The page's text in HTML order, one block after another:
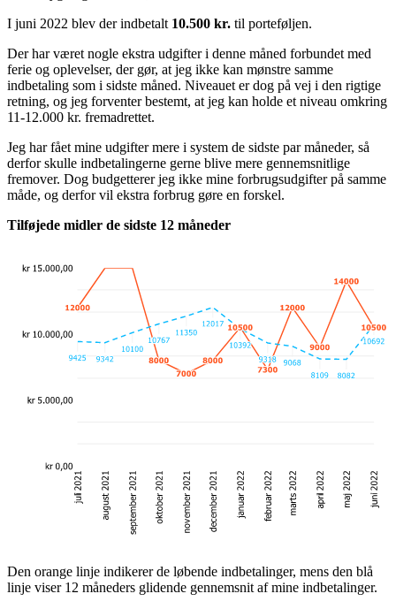
I juni 2022 blev der indbetalt 10.500 kr. til porteføljen.
Der har været nogle ekstra udgifter i denne måned forbundet med
ferie og oplevelser, der gør, at jeg ikke kan mønstre samme
indbetaling som i sidste måned. Niveauet er dog på vej i den rigtige
retning, og jeg forventer bestemt, at jeg kan holde et niveau omkring
11-12.000 kr. fremadrettet.
Jeg har fået mine udgifter mere i system de sidste par måneder, så
derfor skulle indbetalingerne gerne blive mere gennemsnitlige
fremover. Dog budgetterer jeg ikke mine forbrugsudgifter på samme
måde, og derfor vil ekstra forbrug gøre en forskel.
Tilføjede midler de sidste 12 måneder
Den orange linje indikerer de løbende indbetalinger, mens den blå
linje viser 12 måneders glidende gennemsnit af mine indbetalinger.